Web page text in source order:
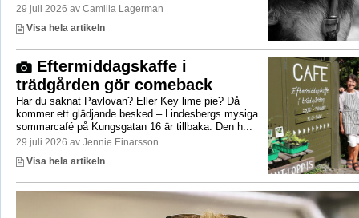
29 juli 2026 av Camilla Lagerman
Visa hela artikeln
Eftermiddagskaffe i
trädgården gör comeback
Har du saknat Pavlovan? Eller Key lime pie? Då
kommer ett glädjande besked – Lindesbergs mysiga
sommarcafé på Kungsgatan 16 är tillbaka. Den h...
29 juli 2026 av Jennie Einarsson
Visa hela artikeln